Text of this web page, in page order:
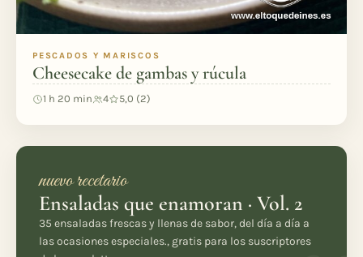
PESCADOS Y MARISCOS
Cheesecake de gambas y rúcula
1 h 20 min 4 5,0 (2)
nuevo recetario
Ensaladas que enamoran · Vol. 2
35 ensaladas frescas y llenas de sabor, del día a día a
las ocasiones especiales., gratis para los suscriptores